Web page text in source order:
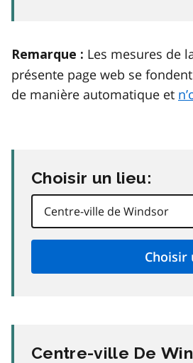
Remarque : Les mesures de
présente page web se
de manière automatique et
Choisir un lieu:
Centre-ville De